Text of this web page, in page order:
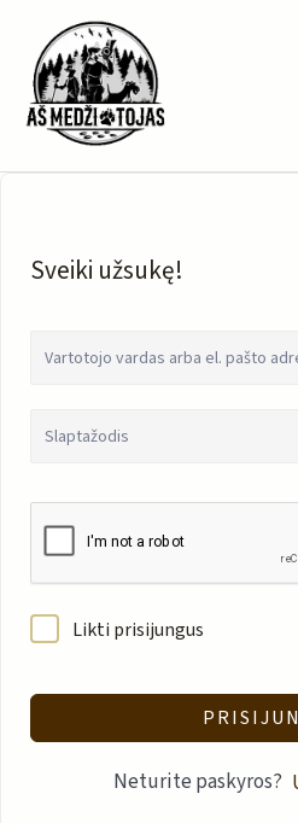
turinio
Sveiki užsukę!
Likti prisijungus
Neturite paskyros?